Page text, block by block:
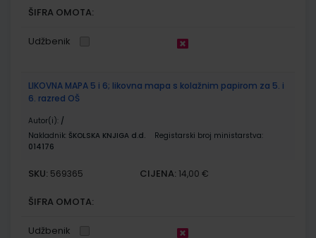
ŠIFRA OMOTA:
Udžbenik
LIKOVNA MAPA 5 i 6; likovna mapa s kolažnim papirom za 5. i
6. razred OŠ
Autor(i): /
Nakladnik: ŠKOLSKA KNJIGA d.d.
Registarski broj ministarstva:
014176
SKU: 569365 CIJENA: 14,00 €
ŠIFRA OMOTA:
Udžbenik